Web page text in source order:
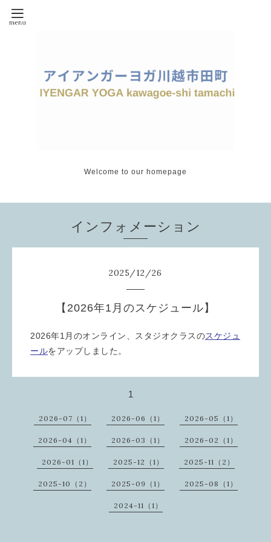
Welcome to our homepage
インフォメーション
2025/12/26
【2026年1月のスケジュール】
2026年1月のオンライン、スタジオクラスのスケジュ
ールをアップしました。
1
2026-07（1） 2026-06（1） 2026-05（1）
2026-04（1） 2026-03（1） 2026-02（1）
2026-01（1） 2025-12（1） 2025-11（2）
2025-10（2） 2025-09（1） 2025-08（1）
2024-11（1）